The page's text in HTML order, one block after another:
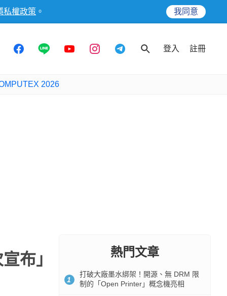
私權政策 。 我同意
登入 註冊
2026
布」 熱門文章
1
打破大廠墨水綁架！開源、無 DRM 限
制的「Open Printer」概念機亮相